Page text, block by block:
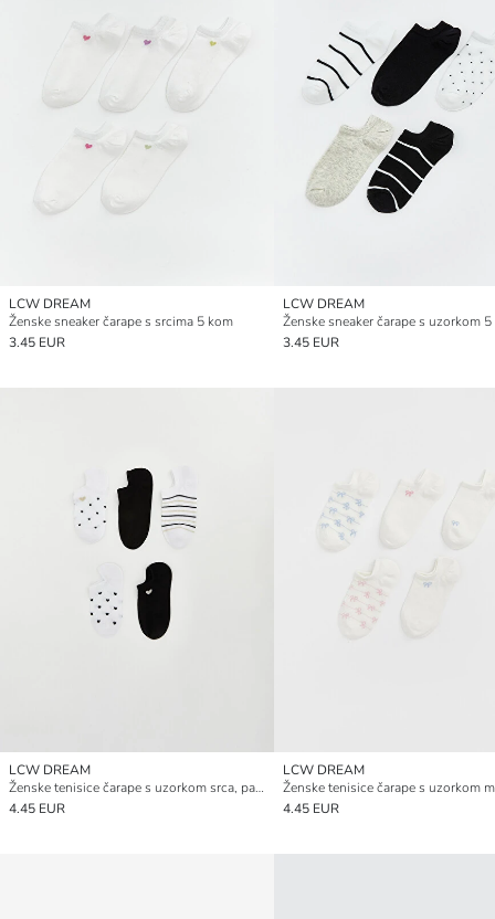
LCW DREAM
Ženske sneaker čarape s srcima 5 kom
3.45 EUR
LCW DREAM
Ženske sneaker čarape s uzorkom
3.45 EUR
LCW DREAM
Ženske tenisice čarape s uzorkom srca, pakiranje od 5 komada
4.45 EUR
LCW DREAM
4.45 EUR